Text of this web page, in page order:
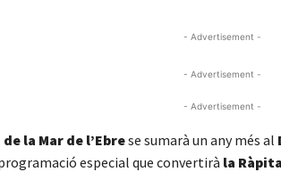
- Advertisement -
- Advertisement -
- Advertisement -
la Mar de l’Ebrese sumarà un any més al
especial que convertirà la Ràpita